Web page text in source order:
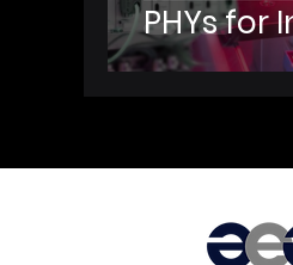
PHYs for